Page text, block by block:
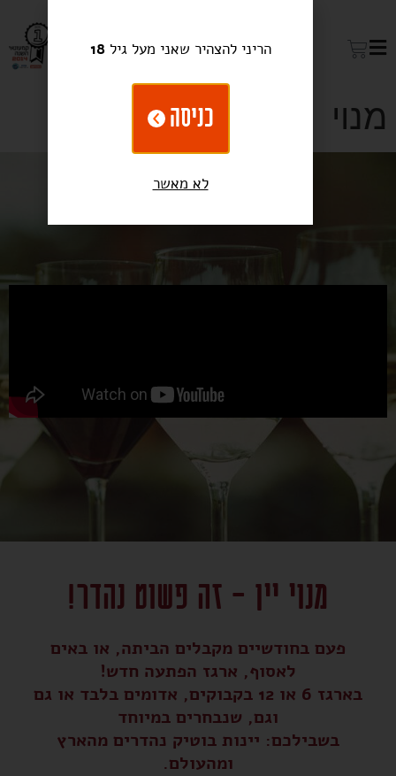
מנוי
מנוי יין - זה פשוט נהדר!
פעם בחודשיים מקבלים הביתה, או באים
לאסוף, ארגז הפתעה חדש!
בארגז 6 או 12 בקבוקים, אדומים בלבד או גם
וגם, שנבחרים במיוחד
בשבילכם: יינות בוטיק נהדרים מהארץ
ומהעולם.
הריני להצהיר שאני מעל גיל18
כניסה
לא מאשר